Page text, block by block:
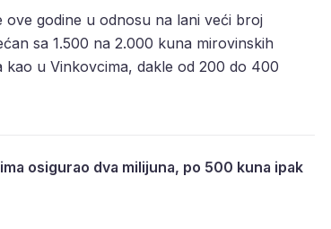
ove godine u odnosu na lani veći broj
sa 1.500 na 2.000 kuna mirovinskih
kao u Vinkovcima, dakle od 200 do 400
osigurao dva milijuna, po 500 kuna ipak